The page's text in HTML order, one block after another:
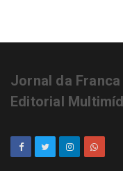
Jornal da
Editorial